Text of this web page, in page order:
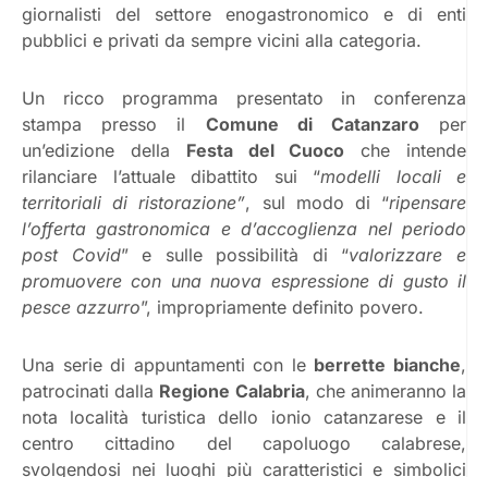
giornalisti del settore enogastronomico e di enti
pubblici e privati da sempre vicini alla categoria.
Un ricco programma presentato in conferenza
stampa presso il Comune di Catanzaroper
un’edizione della Festa del Cuoco che intende
rilanciare l’attuale dibattito sui “modelli locali e
territoriali di ristorazione”, sul modo di “ripensare
l’offerta gastronomica e d’accoglienza nel periodo
post Covid” e sulle possibilità di “valorizzare e
promuovere con una nuova espressione di gusto il
pesce azzurro”, impropriamente definito povero.
Una serie di appuntamenti con le berrette bianche,
patrocinati dalla Regione Calabria, che animeranno la
nota località turistica dello ionio catanzarese e il
centro cittadino del capoluogo calabrese,
svolgendosi nei luoghi più caratteristici e simbolici